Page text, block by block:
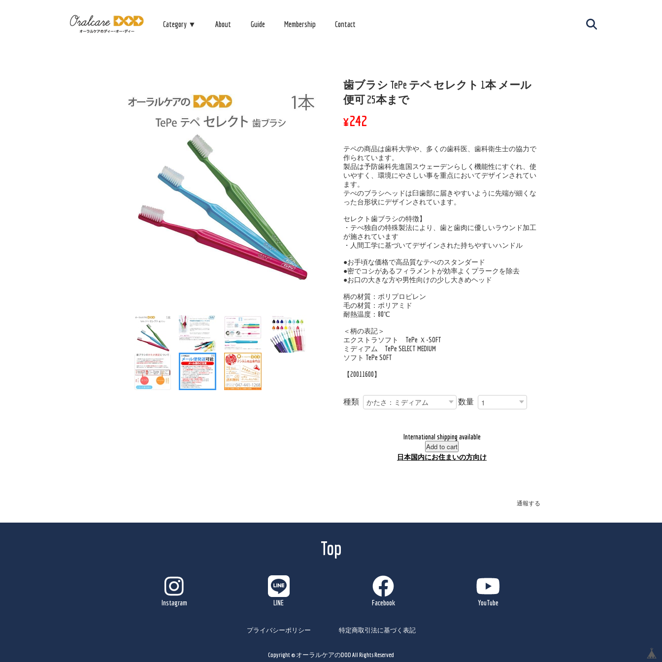
Category ▼ About Guide Membership Contact
歯ブラシ TePe テペ セレクト 1本 メール
便可 25本まで
¥242
テペの商品は歯科大学や、多くの歯科医、歯科衛生士の協力で
作られています。
製品は予防歯科先進国スウェーデンらしく機能性にすぐれ、使
いやすく、環境にやさしい事を重点においてデザインされてい
ます。
テぺのブラシヘッドは臼歯部に届きやすいように先端が細くな
った台形状にデザインされています。
セレクト歯ブラシの特徴】
・テぺ独自の特殊製法により、歯と歯肉に優しいラウンド加工
が施されています
・人間工学に基づいてデザインされた持ちやすいハンドル
●お手頃な価格で高品質なテぺのスタンダード
●密でコシがあるフィラメントが効率よくプラークを除去
●お口の大きな方や男性向けの少し大きめヘッド
柄の材質：ポリプロピレン
毛の材質：ポリアミド
耐熱温度：80℃
＜柄の表記＞
エクストラソフト TePe Ｘ-SOFT
ミディアム TePe SELECT MEDIUM
ソフト TePe SOFT
【20011600】
種類 数量
International shipping available
Add to cart
日本国内にお住まいの方向け
通報する
Top
プライバシーポリシー 特定商取引法に基づく表記
Copyright © オーラルケアのDOD All Rights Reserved